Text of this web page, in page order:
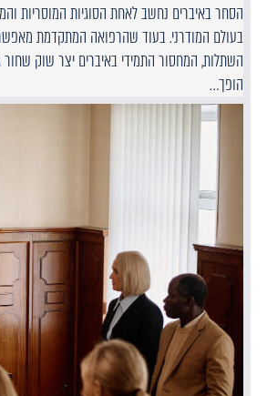
הסחר באיברים נחשב לאחת הסוגיות המוסריות
בעולם המודרני. בעוד שהרפואה המתקדמת
השתלות, המחסור התמידי באיברים יצר שוק שחור
הופך…